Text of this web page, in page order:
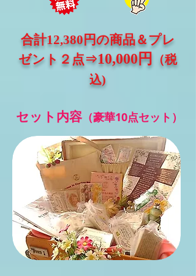
合計12,380円の商品＆プレ
ゼント２​点⇒10,000円
（税
込)
セット内容（豪華10点セット）